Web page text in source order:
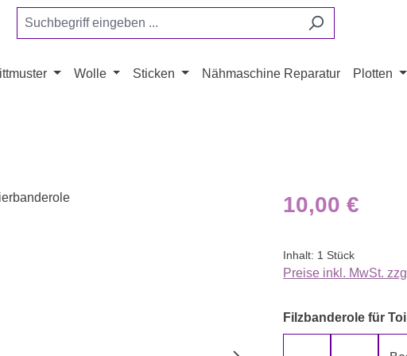
Wolle Sticken Nähmaschine Reparatur Plotten
Regulärer Preis:
10,00 €
Inhalt: 1 Stück
Preise inkl. MwSt.
Filzbanderole für